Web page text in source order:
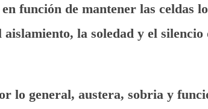
función de mantener las celdas
la soledad y el
lo general, austera, sobria y